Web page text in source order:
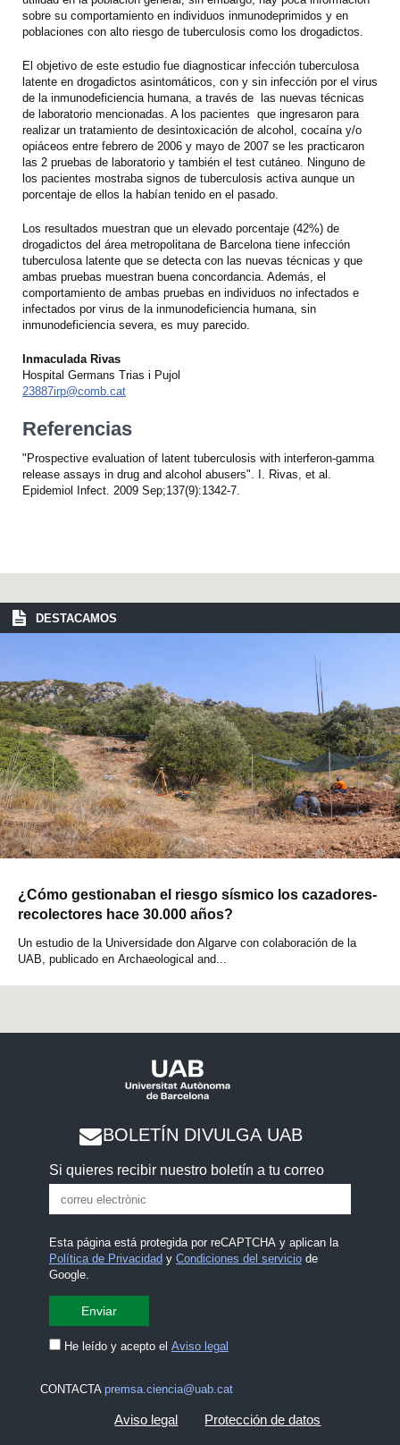
sobre su comportamiento en individuos inmunodeprimidos y en
poblaciones con alto riesgo de tuberculosis como los drogadictos.
El objetivo de este estudio fue diagnosticar infección tuberculosa
latente en drogadictos asintomáticos, con y sin infección por el virus
de la inmunodeficiencia humana, a través de las nuevas técnicas
de laboratorio mencionadas. A los pacientes que ingresaron para
realizar un tratamiento de desintoxicación de alcohol, cocaína y/o
opiáceos entre febrero de 2006 y mayo de 2007 se les practicaron
las 2 pruebas de laboratorio y también el test cutáneo. Ninguno de
los pacientes mostraba signos de tuberculosis activa aunque un
porcentaje de ellos la habían tenido en el pasado.
Los resultados muestran que un elevado porcentaje (42%) de
drogadictos del área metropolitana de Barcelona tiene infección
tuberculosa latente que se detecta con las nuevas técnicas y que
ambas pruebas muestran buena concordancia. Además, el
comportamiento de ambas pruebas en individuos no infectados e
infectados por virus de la inmunodeficiencia humana, sin
inmunodeficiencia severa, es muy parecido.
Inmaculada Rivas
Hospital Germans Trias i Pujol
23887irp@comb.cat
Referencias
"Prospective evaluation of latent tuberculosis with interferon-gamma
release assays in drug and alcohol abusers". I. Rivas, et al.
Epidemiol Infect. 2009 Sep;137(9):1342-7.
DESTACAMOS
¿Cómo gestionaban el riesgo sísmico los cazadores-
recolectores hace 30.000 años?
Un estudio de la Universidade don Algarve con colaboración de la
UAB, publicado en Archaeological and...
BOLETÍN DIVULGA UAB
Si quieres recibir nuestro boletín a tu correo
Esta página está protegida por reCAPTCHA y aplican la
Política de Privacidad y Condiciones del serviciode
Google.
He leído y acepto el Aviso legal
CONTACTA premsa.ciencia@uab.cat
Aviso legal Protección de datos